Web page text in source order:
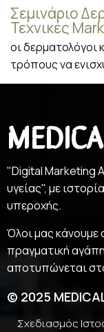
Σεμινάριο
Τεχνικές
οι δερματολόγοι
τρόπους να
"Digital Marketing
υγείας", με
υπεροχής.
Όλοι μας κάνουμε
πραγματική αγάπη
αποτυπώνεται
© 2025
Σχεδιασμός